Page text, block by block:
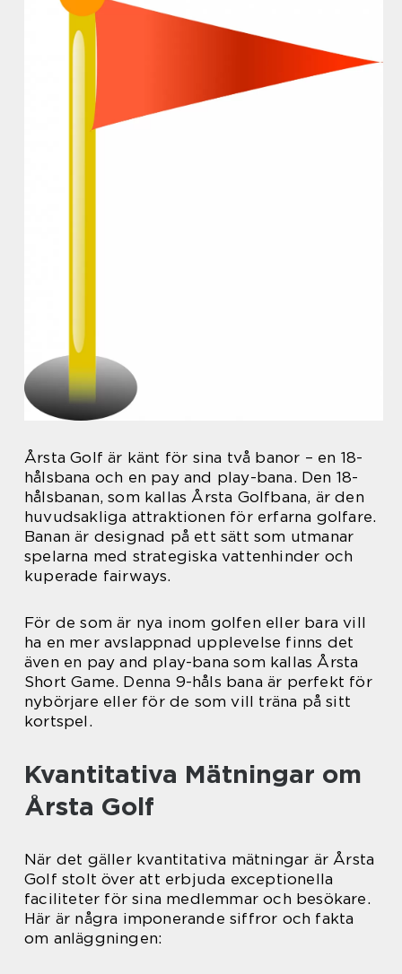
Årsta Golf är känt för sina två banor – en 18-
hålsbana och en pay and play-bana. Den 18-
hålsbanan, som kallas Årsta Golfbana, är den
huvudsakliga attraktionen för erfarna golfare.
Banan är designad på ett sätt som utmanar
spelarna med strategiska vattenhinder och
kuperade fairways.
För de som är nya inom golfen eller bara vill
ha en mer avslappnad upplevelse finns det
även en pay and play-bana som kallas Årsta
Short Game. Denna 9-håls bana är perfekt för
nybörjare eller för de som vill träna på sitt
kortspel.
Kvantitativa Mätningar om
Årsta Golf
När det gäller kvantitativa mätningar är Årsta
Golf stolt över att erbjuda exceptionella
faciliteter för sina medlemmar och besökare.
Här är några imponerande siffror och fakta
om anläggningen: